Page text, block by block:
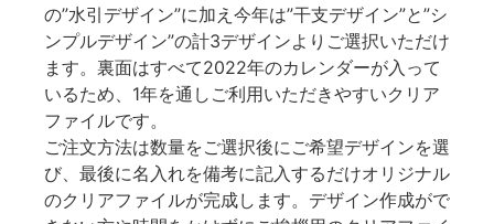
の”水引デザイン”に加え今年は”干支デザイン”と”シ
ンプルデザイン”の計3デザインよりご選択いただけ
ます。裏面はすべて2022年のカレンダーが入って
いるため、1年を通しご利用いただきやすいクリア
ファイルです。
ご注文方法は数量をご選択後にご希望デザインを選
び、最後に名入れを備考に記入するだけオリジナル
のクリアファイルが完成します。デザイン作成がで